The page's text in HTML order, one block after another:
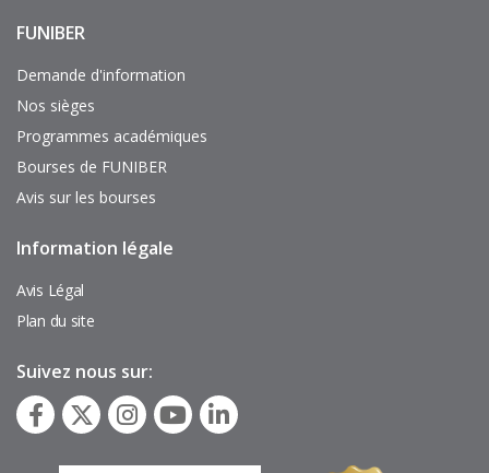
Enlaces
interés
FUNIBER
Demande d'information
Nos sièges
Programmes académiques
Bourses de FUNIBER
Avis sur les bourses
Pie
página
Information légale
Avis Légal
Plan du site
Suivez nous sur: